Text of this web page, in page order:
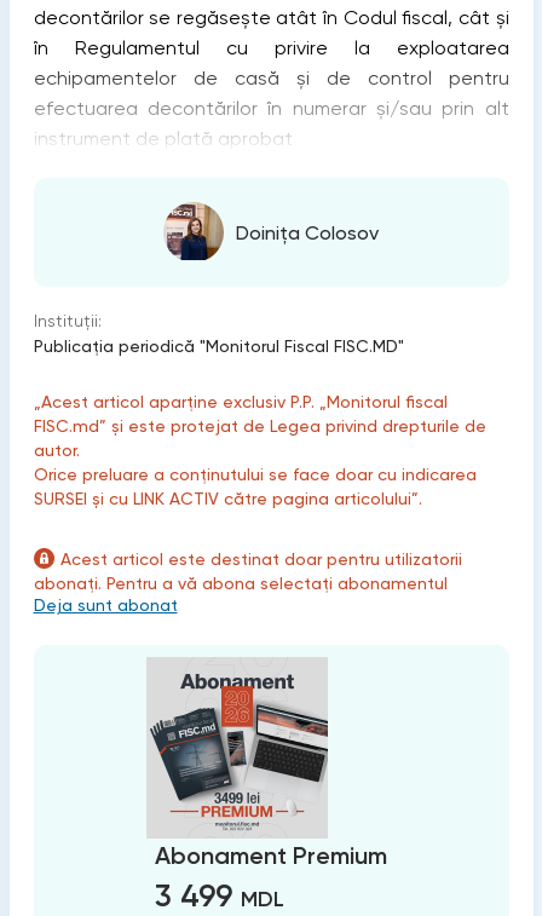
decontărilor se regăsește atât în Codul fiscal, cât și
în Regulamentul cu privire la exploatarea
echipamentelor de casă şi de control pentru
efectuarea decontărilor în numerar şi/sau prin alt
instrument de plată aprobat
Doinița Colosov
Instituții:
Publicaţia periodică "Monitorul Fiscal FISC.MD"
„Acest articol aparține exclusiv P.P. „Monitorul fiscal
FISC.md” și este protejat de Legea privind drepturile de
autor.
Orice preluare a conținutului se face doar cu indicarea
SURSEI și cu LINK ACTIV către pagina articolului”.
Acest articol este destinat doar pentru utilizatorii
abonați. Pentru a vă abona selectați abonamentul
Deja sunt abonat
Abonament Premium
3 499 MDL